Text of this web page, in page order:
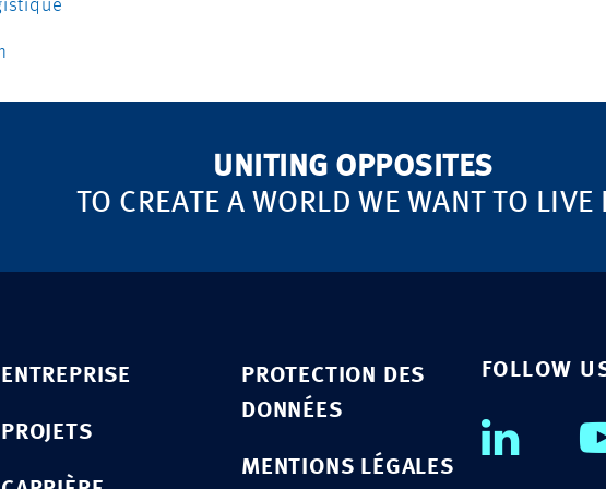
UNITING OPPOSITES
TO CREATE A WORLD WE WANT TO LIVE
ENTREPRISE
PROJETS
PROTECTION DES
DONNÉES
MENTIONS LÉGALES
FOLLOW